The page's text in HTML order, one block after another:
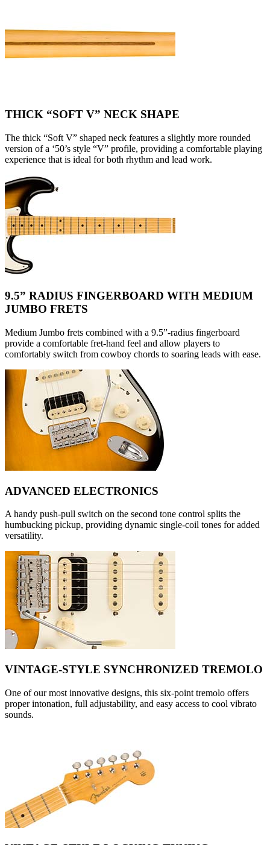
THICK “SOFT V” NECK SHAPE
The thick “Soft V” shaped neck features a slightly more rounded
version of a ‘50’s style “V” profile, providing a comfortable playing
experience that is ideal for both rhythm and lead work.
9.5” RADIUS FINGERBOARD WITH MEDIUM
JUMBO FRETS
Medium Jumbo frets combined with a 9.5”-radius fingerboard
provide a comfortable fret-hand feel and allow players to
comfortably switch from cowboy chords to soaring leads with ease.
ADVANCED ELECTRONICS
A handy push-pull switch on the second tone control splits the
humbucking pickup, providing dynamic single-coil tones for added
versatility.
VINTAGE-STYLE SYNCHRONIZED TREMOLO
One of our most innovative designs, this six-point tremolo offers
proper intonation, full adjustability, and easy access to cool vibrato
sounds.